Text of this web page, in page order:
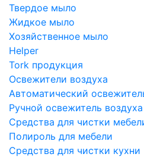
Твердое мыло
Жидкое мыло
Хозяйственное мыло
Helper
Tork продукция
Освежители воздуха
Автоматический
Ручной освежитель воздуха
Средства для чистки
Полироль для мебели
Средства для чистки кухни